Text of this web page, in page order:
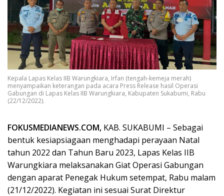
Kepala Lapas Kelas IIB Warungkiara, Irfan (tengah-kemeja merah)
menyampaikan keterangan pada acara Press Release hasil Operasi
Gabungan di Lapas Kelas IIB Warungkiara, Kabupaten Sukabumi, Rabu
(22/12/2022).
FOKUSMEDIANEWS.COM, KAB. SUKABUMI – Sebagai
bentuk kesiapsiagaan menghadapi perayaan Natal
tahun 2022 dan Tahun Baru 2023, Lapas Kelas IIB
Warungkiara melaksanakan Giat Operasi Gabungan
dengan aparat Penegak Hukum setempat, Rabu malam
(21/12/2022). Kegiatan ini sesuai Surat Direktur